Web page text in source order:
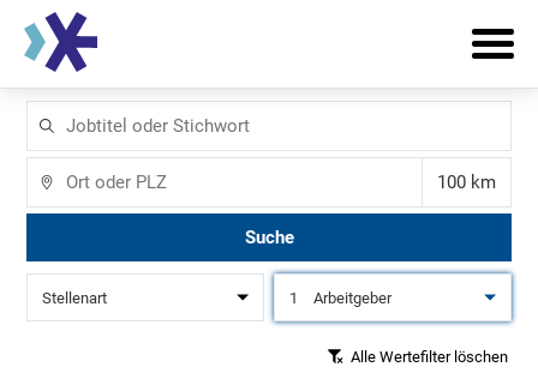
oder
Stichwort
Entfernung
Suche
Stellenart 1 Arbeitgeber
Alle Wertefilter löschen